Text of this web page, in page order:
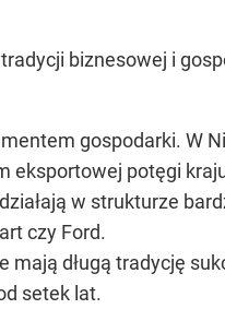
biznesowej i
gospodarki. W
eksportowej potęgi
w strukturze
czy Ford.
mają długą tradycję
setek lat.